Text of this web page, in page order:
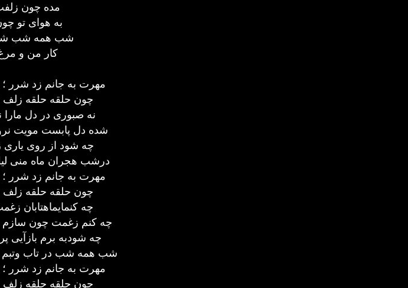
مده چون
به هوای تو
شب همه شب
کار من و
مهرت به جانم زد شرر
چون حلقه حلقه زلف
نه صبوری در دل مارا
شده دل پابست مویت
چه شود از روی یاری
درشب هجران ماه منی
مهرت به جانم زد شرر
چون حلقه حلقه زلف
چه کنمایماهتابان
چه کنم زغمت چون سازم
چه شودبه برم بازآیی
شب همه شب در تاب وتبم
مهرت به جانم زد شرر
چون حلقه حلقه زلف